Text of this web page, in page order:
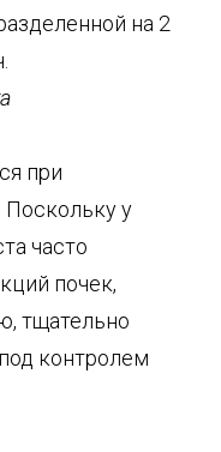
на 2
при
у
часто
почек,
тщательно
контролем